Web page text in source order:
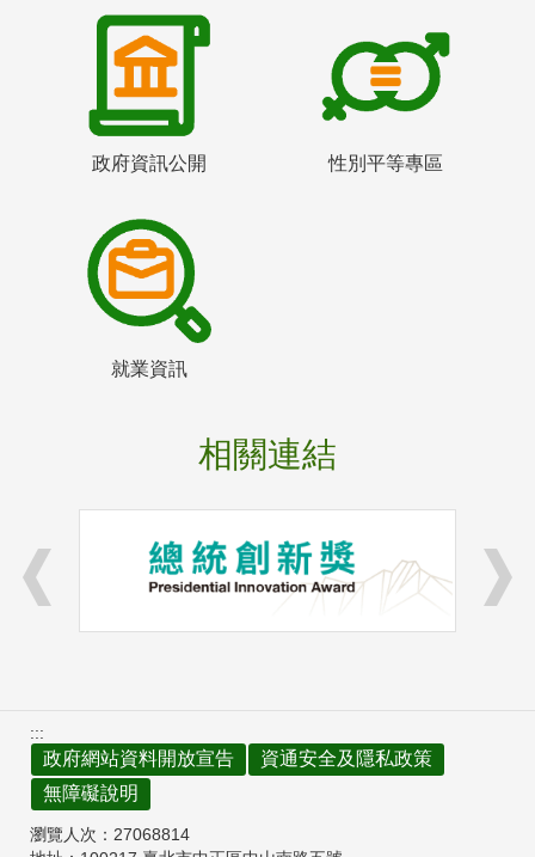
政府資訊公開 性別平等專區
就業資訊
相關連結
:::
政府網站資料開放宣告
資通安全及隱私政策
無障礙說明
瀏覽人次： 27068814